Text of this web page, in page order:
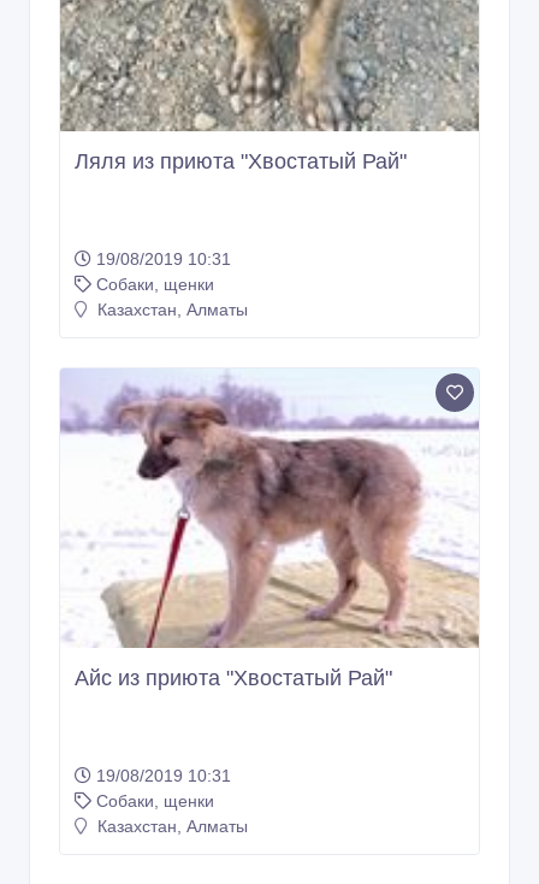
Ляля из приюта "Хвостатый Рай"
19/08/2019 10:31
Собаки, щенки
Казахстан, Алматы
Айс из приюта "Хвостатый Рай"
19/08/2019 10:31
Собаки, щенки
Казахстан, Алматы